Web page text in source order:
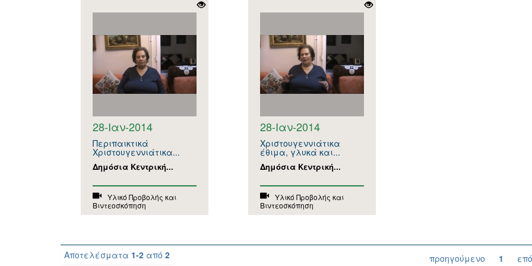
28-Ιαν-2014
Περιπαικτικά
Χριστουγεννιάτικα...
Δημόσια Κεντρική...
Υλικό Προβολής και
Βιντεοσκόπηση
28-Ιαν-2014
Χριστουγεννιάτικα
έθιμα, γλυκά και...
Δημόσια Κεντρική...
Υλικό Προβολής και
Βιντεοσκόπηση
Αποτελέσματα 1-2 από 2 προηγούμενο 1